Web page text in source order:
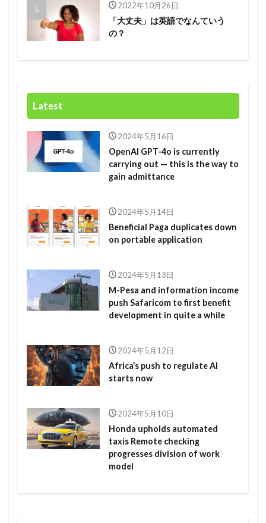
2022年10月26日
「大丈夫」は英語でなんていう
の？
Latest
2024年5月16日
OpenAI GPT-4o is currently
carrying out — this is the way to
gain admittance
2024年5月14日
Beneficial Paga duplicates down
on portable application
2024年5月13日
M-Pesa and information income
push Safaricom to first benefit
development in quite a while
2024年5月12日
Africa’s push to regulate AI
starts now
2024年5月10日
Honda upholds automated
taxis Remote checking
progresses division of work
model